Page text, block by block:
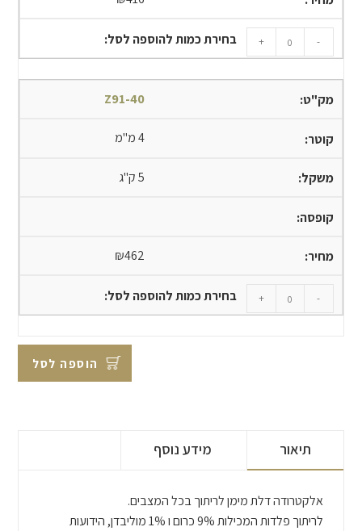
-
+
Z91-40
4 מ"מ
5 ק"ג
₪462
-
+
הוספה לסל
תיאור מידע נוסף
אלקטרודה דלת מימן לריתוך בכל המצבים.
לריתוך פלדות המכילות 9% כרום ו 1% מוליבדן, הידועות